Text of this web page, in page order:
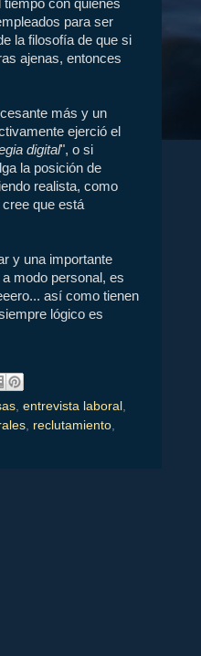
con quienes
para ser
la filosofía de que si
ajenas, entonces
más y un
ejerció el
digital", o si
la posición de
realista, como
que está
y una importante
modo personal, es
así como tienen
lógico es
entrevista laboral
reclutamiento